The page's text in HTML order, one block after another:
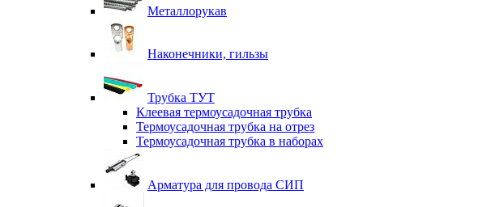
Металлорукав
Наконечники, гильзы
Трубка ТУТ
Клеевая термоусадочная трубка
Термоусадочная трубка на отрез
Термоусадочная трубка в наборах
Арматура для провода СИП